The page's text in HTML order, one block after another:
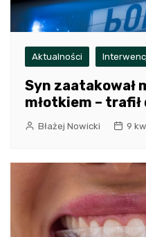
Aktualności
Syn zaatakował
młotkiem –
Błażej Nowicki 9